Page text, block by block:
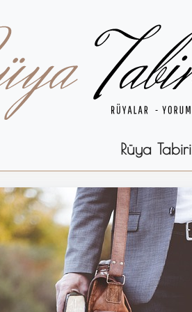
Rüya Tabiri